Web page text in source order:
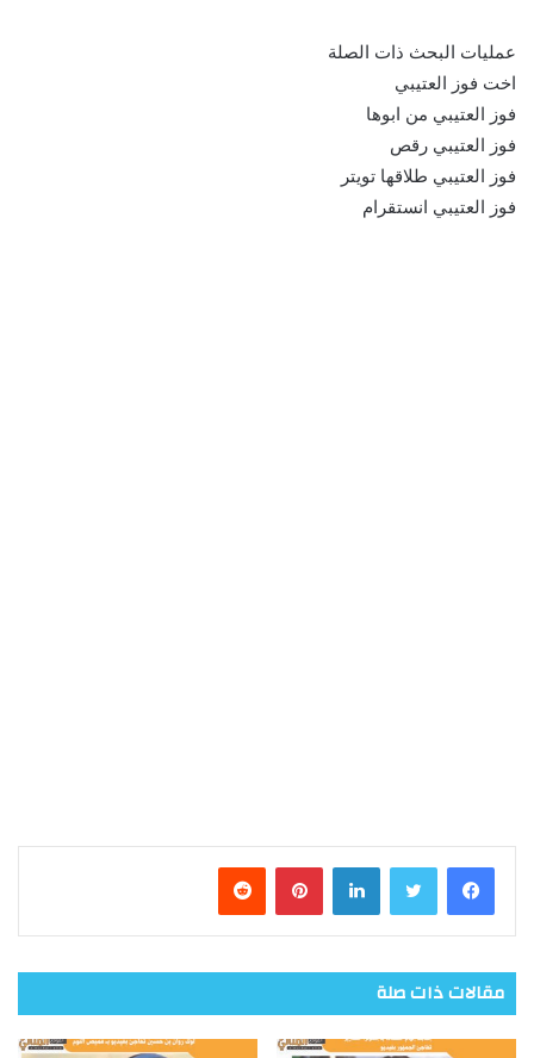
عمليات البحث ذات الصلة
اخت فوز العتيبي
فوز العتيبي من ابوها
فوز العتيبي رقص
فوز العتيبي طلاقها تويتر
فوز العتيبي انستقرام
فيسبوك تويتر لينكدإن بينتيريست
مقالات ذات صلة